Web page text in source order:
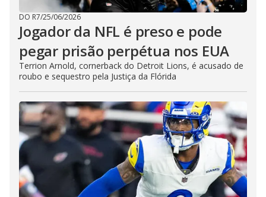
DO R7/25/06/2026
Jogador da NFL é preso e pode
pegar prisão perpétua nos EUA
Terrion Arnold, cornerback do Detroit Lions, é acusado de
roubo e sequestro pela Justiça da Flórida